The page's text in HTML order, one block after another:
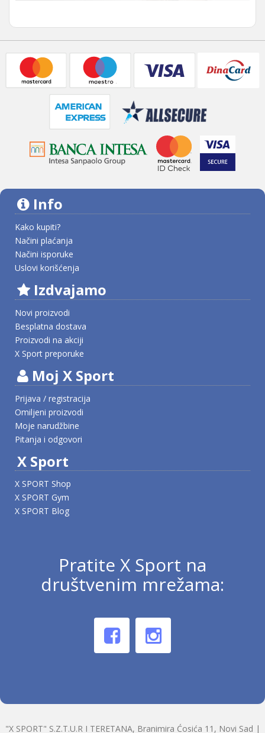
Info
Kako kupiti?
Načini plaćanja
Načini isporuke
Uslovi korišćenja
Izdvajamo
Novi proizvodi
Besplatna dostava
Proizvodi na akciji
X Sport preporuke
Moj X Sport
Prijava / registracija
Omiljeni proizvodi
Moje narudžbine
Pitanja i odgovori
X Sport
X SPORT Shop
X SPORT Gym
X SPORT Blog
Pratite X Sport na
društvenim mrežama:
"X SPORT" S.Z.T.U.R I TERETANA, Branimira Ćosića 11, Novi Sad |